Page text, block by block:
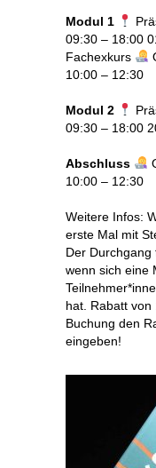
Modul 1
09:30 – 18:00
Fachexkurs
10:00 – 12:30
Modul 2
09:30 – 18:00
Abschluss
10:00 – 12:30
Weitere Infos:
erste Mal mit
Der Durchgang
wenn sich eine
hat. Rabatt von
Buchung den
eingeben!